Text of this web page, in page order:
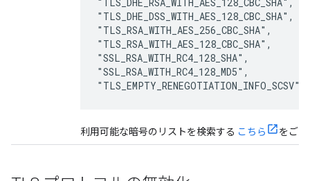
"TLS_DHE_DSS_WITH_AES_128_CBC_SHA",
"TLS_RSA_WITH_AES_256_CBC_SHA",
"TLS_RSA_WITH_AES_128_CBC_SHA",
"SSL_RSA_WITH_RC4_128_SHA",
"SSL_RSA_WITH_RC4_128_MD5",
"TLS_EMPTY_RENEGOTIATION_INFO_SCSV"
利用可能な暗号のリストを検索する こちら をご